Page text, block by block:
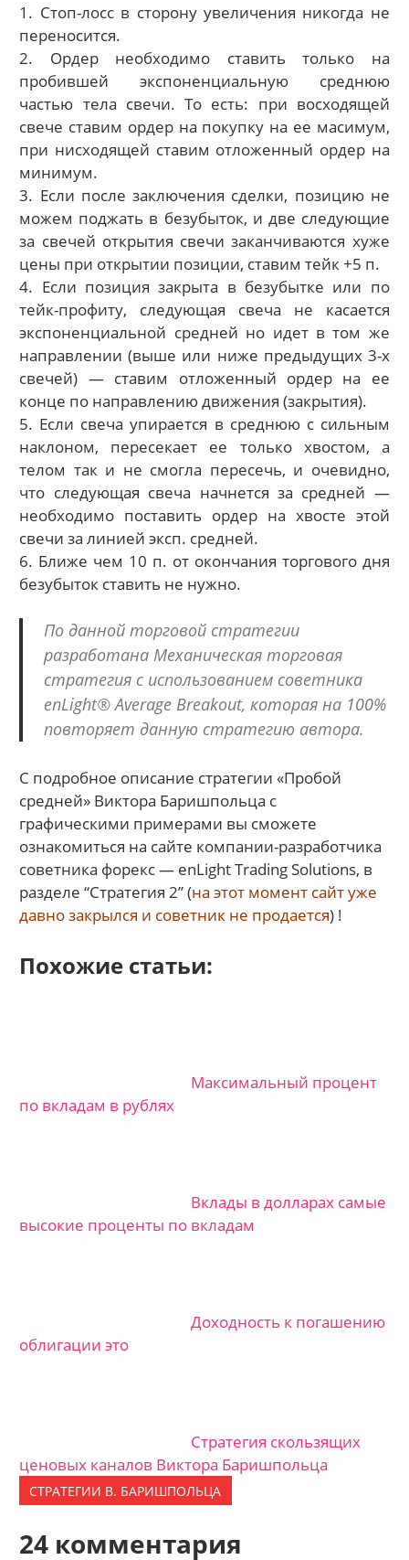
1. Стоп-лосс в сторону увеличения никогда не
переносится.
2. Ордер необходимо ставить только на
пробившей экспоненциальную среднюю
частью тела свечи. То есть: при восходящей
свече ставим ордер на покупку на ее масимум,
при нисходящей ставим отложенный ордер на
минимум.
3. Если после заключения сделки, позицию не
можем поджать в безубыток, и две следующие
за свечей открытия свечи заканчиваются хуже
цены при открытии позиции, ставим тейк +5 п.
4. Если позиция закрыта в безубытке или по
тейк-профиту, следующая свеча не касается
экспоненциальной средней но идет в том же
направлении (выше или ниже предыдущих 3-х
свечей) — ставим отложенный ордер на ее
конце по направлению движения (закрытия).
5. Если свеча упирается в среднюю с сильным
наклоном, пересекает ее только хвостом, а
телом так и не смогла пересечь, и очевидно,
что следующая свеча начнется за средней —
необходимо поставить ордер на хвосте этой
свечи за линией эксп. средней.
6. Ближе чем 10 п. от окончания торгового дня
безубыток ставить не нужно.
По данной торговой стратегии
разработана Механическая торговая
стратегия с использованием советника
enLight® Average Breakout, которая на 100%
повторяет данную стратегию автора.
С подробное описание стратегии «Пробой
средней» Виктора Баришпольца с
графическими примерами вы сможете
ознакомиться на сайте компании-разработчика
советника форекс — enLight Trading Solutions, в
разделе “Стратегия 2” (на этот момент сайт уже
давно закрылся и советник не продается) !
Похожие статьи:
Максимальный процент
по вкладам в рублях
Вклады в долларах самые
высокие проценты по вкладам
Доходность к погашению
облигации это
Стратегия скользящих
ценовых каналов Виктора Баришпольца
СТРАТЕГИИ В. БАРИШПОЛЬЦА
24 комментария